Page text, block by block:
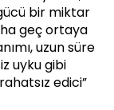
bir miktar
geç ortaya
uzun süre
uyku gibi
edici”